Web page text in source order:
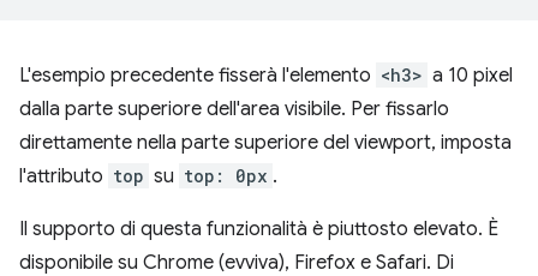
L'esempio precedente fisserà l'elemento <h3> a 10 pixel
dalla parte superiore dell'area visibile. Per fissarlo
direttamente nella parte superiore del viewport, imposta
l'attributo top su top: 0px .
Il supporto di questa funzionalità è piuttosto elevato. È
disponibile su Chrome (evviva), Firefox e Safari. Di